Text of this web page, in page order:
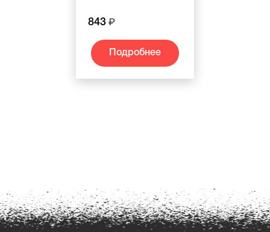
843
Подробнее